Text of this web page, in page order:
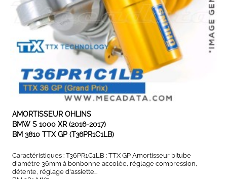
EXPEDIÉ SOUS 5 À 10 JOURS
AMORTISSEUR OHLINS
BMW S 1000 XR (2016-2017)
BM 3810 TTX GP (T36PR1C1LB)
Caractéristiques : T36PR1C1LB : TTX GP Amortisseur bitube
diamètre 36mm à bonbonne accolée, réglage compression,
détente, réglage d'assiette...